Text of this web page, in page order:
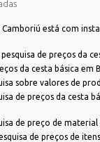
BC
Direito
Declaração
Dúvidas
Programa
está com
de preços da
da cesta básica em
sobre valores de
de preços da cesta
de preço de material
de preços de